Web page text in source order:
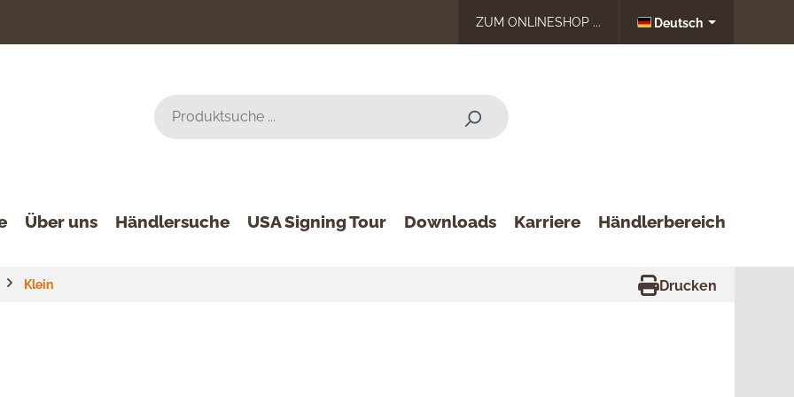
ZUM ONLINESHOP ... Deutsch
Über uns Händlersuche USA Signing Tour Downloads Karriere Händlerbereich
Klein Drucken